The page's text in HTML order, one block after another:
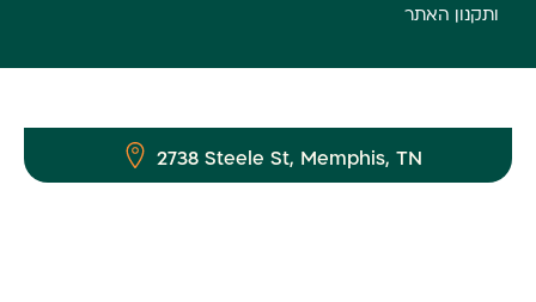
ותקנון האתר
2738 Steele St, Memphis, TN